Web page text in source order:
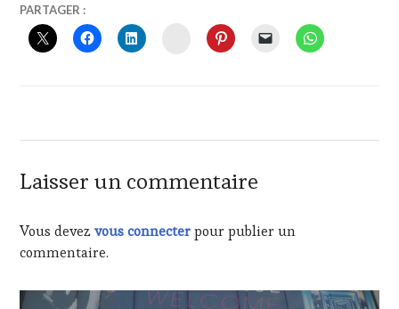
8
SEPTEMBRE
2020
VINTOURISME
#CÔTESDEPROVENCE
#SOMMELIER
GOLFE
VIGNOBLES
VIN
TOURISME,
VISIT
ŒNOTOURISME
PARTAGER :
INSTAGRAM
Laisser un commentaire
Vous devezvous connecterpour publier un
commentaire.